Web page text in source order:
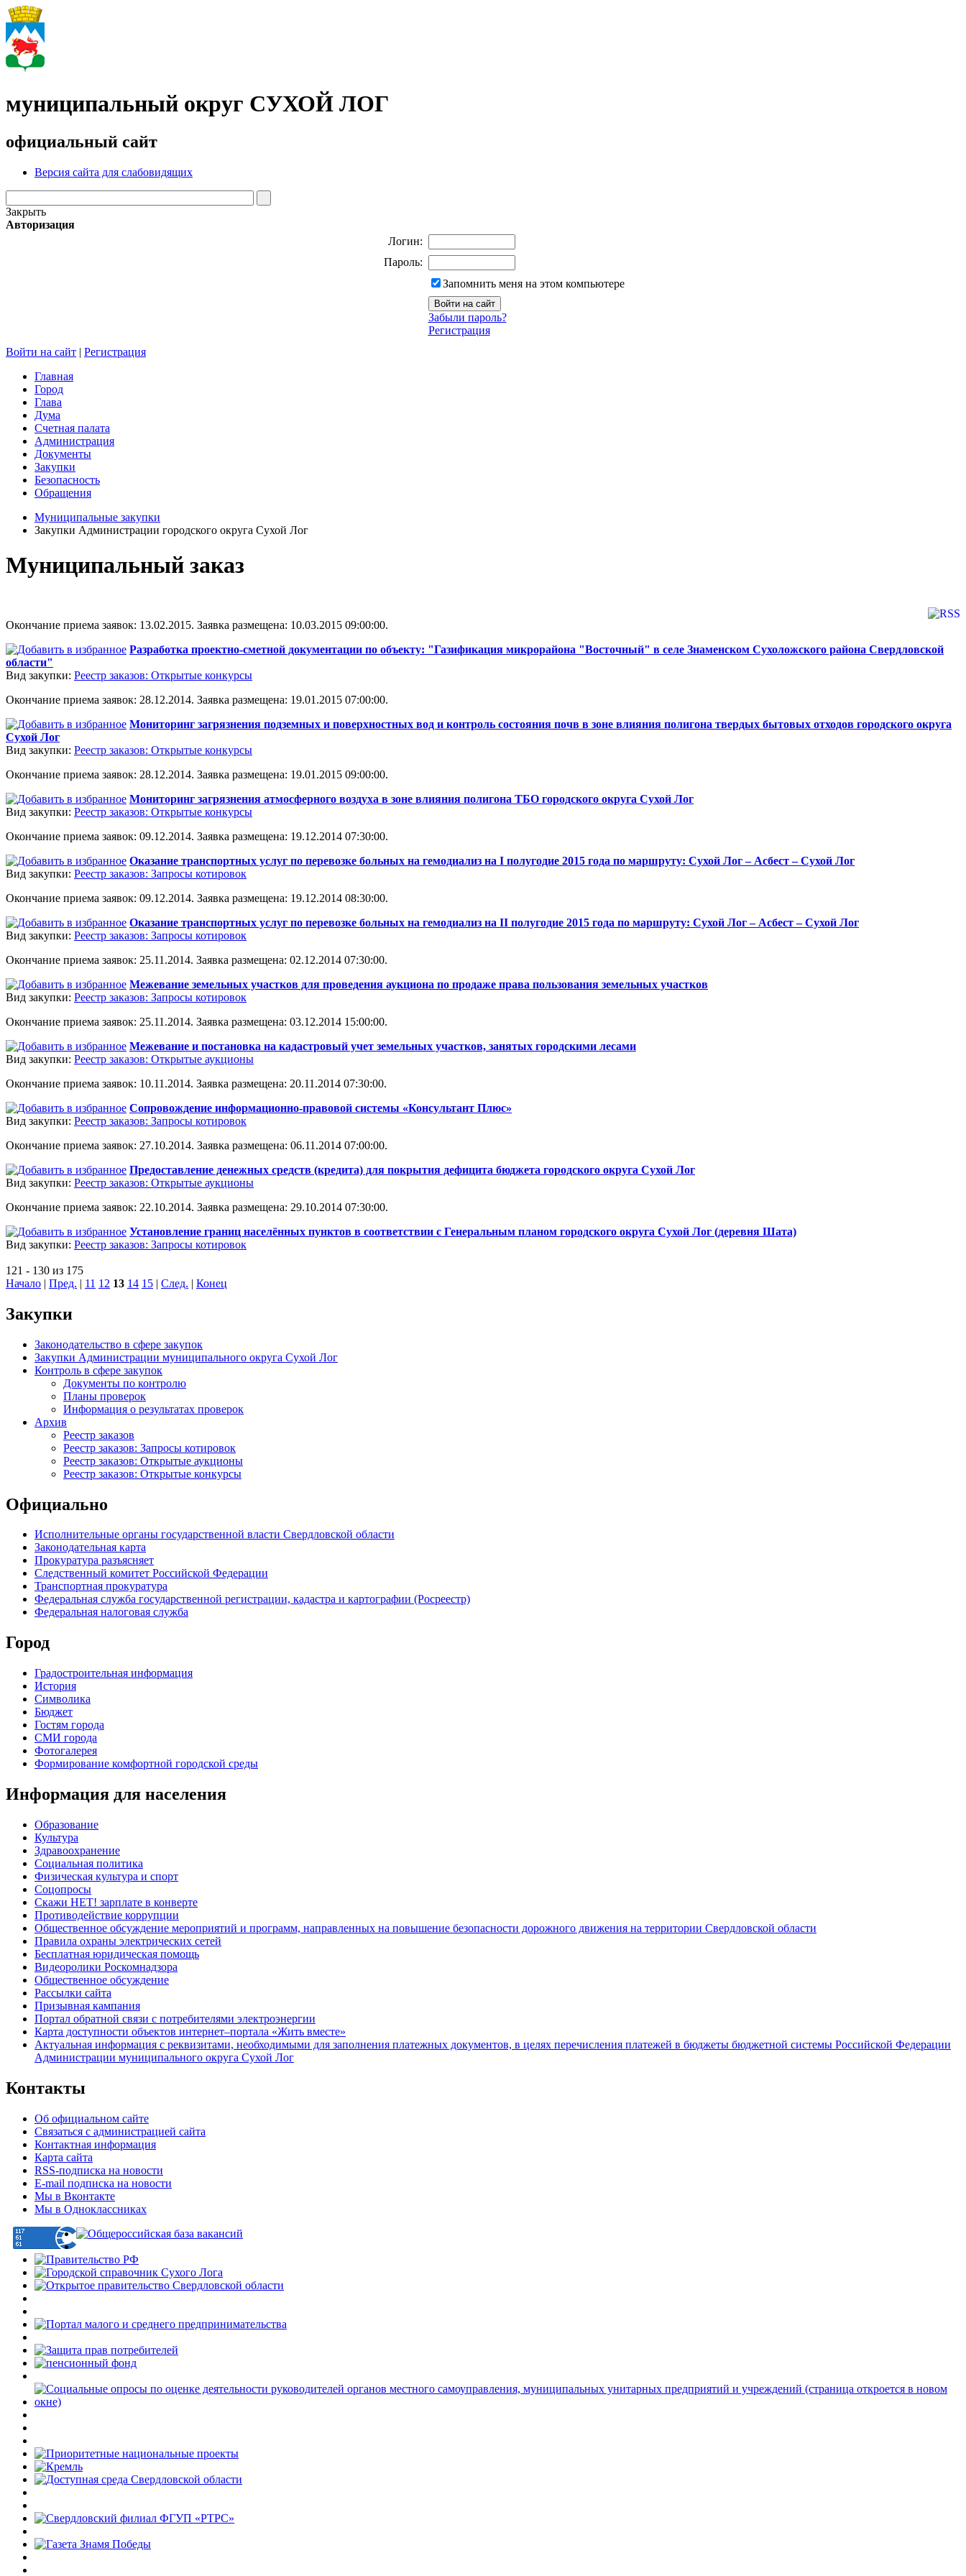
муниципальный округ СУХОЙ ЛОГ
официальный сайт
Версия сайта для слабовидящих
Закрыть
Авторизация
Логин:
Пароль:
Запомнить меня на этом компьютере
Забыли пароль?
Регистрация
Войти на сайт | Регистрация
Главная
Город
Глава
Дума
Счетная палата
Администрация
Документы
Закупки
Безопасность
Обращения
Муниципальные закупки
Закупки Администрации городского округа Сухой Лог
Муниципальный заказ
Окончание приема заявок: 13.02.2015. Заявка размещена: 10.03.2015 09:00:00.
Разработка проектно-сметной документации по объекту: "Газификация микрорайона "Восточный" в селе Знаменском Сухоложского района Свердловской
области"
Вид закупки: Реестр заказов: Открытые конкурсы
Окончание приема заявок: 28.12.2014. Заявка размещена: 19.01.2015 07:00:00.
Мониторинг загрязнения подземных и поверхностных вод и контроль состояния почв в зоне влияния полигона твердых бытовых отходов городского округа
Сухой Лог
Вид закупки: Реестр заказов: Открытые конкурсы
Окончание приема заявок: 28.12.2014. Заявка размещена: 19.01.2015 09:00:00.
Мониторинг загрязнения атмосферного воздуха в зоне влияния полигона ТБО городского округа Сухой Лог
Вид закупки: Реестр заказов: Открытые конкурсы
Окончание приема заявок: 09.12.2014. Заявка размещена: 19.12.2014 07:30:00.
Оказание транспортных услуг по перевозке больных на гемодиализ на I полугодие 2015 года по маршруту: Сухой Лог – Асбест – Сухой Лог
Вид закупки: Реестр заказов: Запросы котировок
Окончание приема заявок: 09.12.2014. Заявка размещена: 19.12.2014 08:30:00.
Оказание транспортных услуг по перевозке больных на гемодиализ на II полугодие 2015 года по маршруту: Сухой Лог – Асбест – Сухой Лог
Вид закупки: Реестр заказов: Запросы котировок
Окончание приема заявок: 25.11.2014. Заявка размещена: 02.12.2014 07:30:00.
Межевание земельных участков для проведения аукциона по продаже права пользования земельных участков
Вид закупки: Реестр заказов: Запросы котировок
Окончание приема заявок: 25.11.2014. Заявка размещена: 03.12.2014 15:00:00.
Межевание и постановка на кадастровый учет земельных участков, занятых городскими лесами
Вид закупки: Реестр заказов: Открытые аукционы
Окончание приема заявок: 10.11.2014. Заявка размещена: 20.11.2014 07:30:00.
Сопровождение информационно-правовой системы «Консультант Плюс»
Вид закупки: Реестр заказов: Запросы котировок
Окончание приема заявок: 27.10.2014. Заявка размещена: 06.11.2014 07:00:00.
Предоставление денежных средств (кредита) для покрытия дефицита бюджета городского округа Сухой Лог
Вид закупки: Реестр заказов: Открытые аукционы
Окончание приема заявок: 22.10.2014. Заявка размещена: 29.10.2014 07:30:00.
Установление границ населённых пунктов в соответствии с Генеральным планом городского округа Сухой Лог (деревня Шата)
Вид закупки: Реестр заказов: Запросы котировок
121 - 130 из 175
Начало | Пред. | 11 12 13 14 15 | След. | Конец
Закупки
Законодательство в сфере закупок
Закупки Администрации муниципального округа Сухой Лог
Контроль в сфере закупок
Документы по контролю
Планы проверок
Информация о результатах проверок
Архив
Реестр заказов
Реестр заказов: Запросы котировок
Реестр заказов: Открытые аукционы
Реестр заказов: Открытые конкурсы
Официально
Исполнительные органы государственной власти Свердловской области
Законодательная карта
Прокуратура разъясняет
Следственный комитет Российской Федерации
Транспортная прокуратура
Федеральная служба государственной регистрации, кадастра и картографии (Росреестр)
Федеральная налоговая служба
Город
Градостроительная информация
История
Символика
Бюджет
Гостям города
СМИ города
Фотогалерея
Формирование комфортной городской среды
Информация для населения
Образование
Культура
Здравоохранение
Социальная политика
Физическая культура и спорт
Соцопросы
Скажи НЕТ! зарплате в конверте
Противодействие коррупции
Общественное обсуждение мероприятий и программ, направленных на повышение безопасности дорожного движения на территории Свердловской области
Правила охраны электрических сетей
Бесплатная юридическая помощь
Видеоролики Роскомнадзора
Общественное обсуждение
Рассылки сайта
Призывная кампания
Портал обратной связи с потребителями электроэнергии
Карта доступности объектов интернет–портала «Жить вместе»
Актуальная информация с реквизитами, необходимыми для заполнения платежных документов, в целях перечисления платежей в бюджеты бюджетной системы Российской Федерации
Администрации муниципального округа Сухой Лог
Контакты
Об официальном сайте
Связаться с администрацией сайта
Контактная информация
Карта сайта
RSS-подписка на новости
E-mail подписка на новости
Мы в Вконтакте
Мы в Одноклассниках